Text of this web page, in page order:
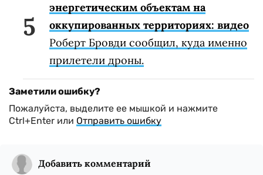
энергетическим объектам на
оккупированных территориях: видео
Роберт Бровди сообщил, куда именно
прилетели дроны.
Заметили ошибку?
Пожалуйста, выделите ее мышкой и нажмите
Ctrl+Enter или Отправить ошибку
Добавить комментарий